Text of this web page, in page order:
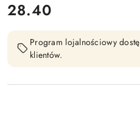
cena:
28.40
Program lojalnościowy
klientów.